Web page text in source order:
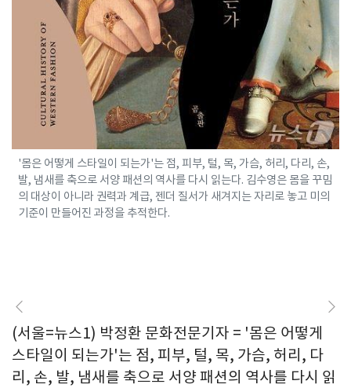
'몸은 어떻게 스타일이 되는가'는 점, 피부, 털, 목, 가슴, 허리, 다리, 손,
발, 냄새를 축으로 서양 패션의 역사를 다시 읽는다. 김수영은 몸을 꾸밈
의 대상이 아니라 권력과 계급, 젠더 질서가 새겨지는 자리로 놓고 미의
기준이 만들어진 과정을 추적한다.
(서울=뉴스1) 박정환 문화전문기자 = '몸은 어떻게
스타일이 되는가'는 점, 피부, 털, 목, 가슴, 허리, 다
리, 손, 발, 냄새를 축으로 서양 패션의 역사를 다시 읽